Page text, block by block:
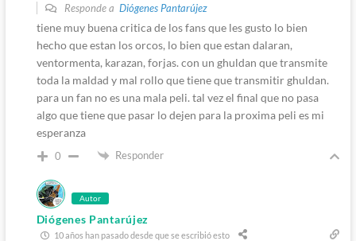
Responde a Diógenes Pantarújez
tiene muy buena critica de los fans que les gusto lo bien
hecho que estan los orcos, lo bien que estan dalaran,
ventormenta, karazan, forjas. con un ghuldan que transmite
toda la maldad y mal rollo que tiene que transmitir ghuldan.
para un fan no es una mala peli. tal vez el final que no pasa
algo que tiene que pasar lo dejen para la proxima peli es mi
esperanza
0 Responder
Autor
Diógenes Pantarújez
10 años han pasado desde que se escribió esto